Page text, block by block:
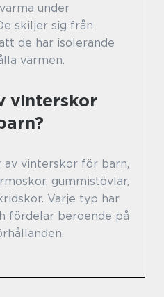
under
skiljer sig från
de har isolerande
värmen.
vinterskor
vinterskor för barn,
gummistövlar,
Varje typ har
fördelar beroende på